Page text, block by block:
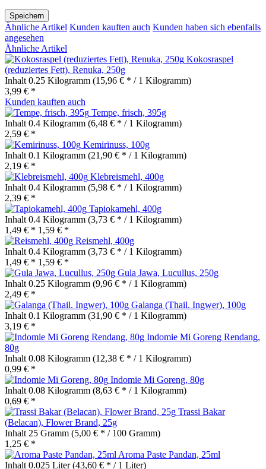
Speichern
Ähnliche Artikel Kunden kauften auch Kunden haben sich ebenfalls
angesehen
Ähnliche Artikel
Kokosraspel
(reduziertes Fett), Renuka, 250g
Inhalt 0.25 Kilogramm (15,96 € * / 1 Kilogramm)
3,99 € *
Kunden kauften auch
Tempe, frisch, 395g
Inhalt 0.4 Kilogramm (6,48 € * / 1 Kilogramm)
2,59 € *
Kemirinuss, 100g
Inhalt 0.1 Kilogramm (21,90 € * / 1 Kilogramm)
2,19 € *
Klebreismehl, 400g
Inhalt 0.4 Kilogramm (5,98 € * / 1 Kilogramm)
2,39 € *
Tapiokamehl, 400g
Inhalt 0.4 Kilogramm (3,73 € * / 1 Kilogramm)
1,49 € * 1,59 € *
Reismehl, 400g
Inhalt 0.4 Kilogramm (3,73 € * / 1 Kilogramm)
1,49 € * 1,59 € *
Gula Jawa, Lucullus, 250g
Inhalt 0.25 Kilogramm (9,96 € * / 1 Kilogramm)
2,49 € *
Galanga (Thail. Ingwer), 100g
Inhalt 0.1 Kilogramm (31,90 € * / 1 Kilogramm)
3,19 € *
Indomie Mi Goreng Rendang,
80g
Inhalt 0.08 Kilogramm (12,38 € * / 1 Kilogramm)
0,99 € *
Indomie Mi Goreng, 80g
Inhalt 0.08 Kilogramm (8,63 € * / 1 Kilogramm)
0,69 € *
Trassi Bakar
(Belacan), Flower Brand, 25g
Inhalt 25 Gramm (5,00 € * / 100 Gramm)
1,25 € *
Aroma Paste Pandan, 25ml
Inhalt 0.025 Liter(43,60 € * / 1 Liter)